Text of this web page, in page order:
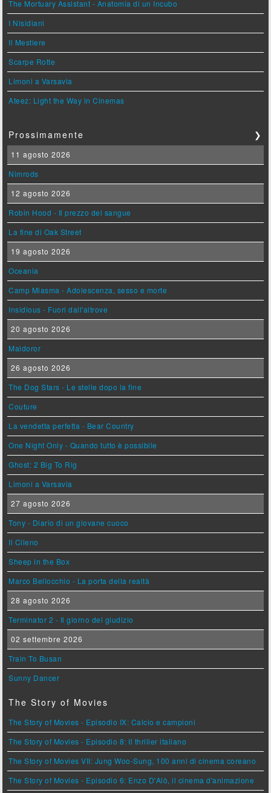
The Mortuary Assistant - Anatomia di un Incubo
I Nisidiani
Il Mestiere
Scarpe Rotte
Limoni a Varsavia
Ateez: Light the Way in Cinemas
Prossimamente ❯
11 agosto 2026
Nimrods
12 agosto 2026
Robin Hood - Il prezzo del sangue
La fine di Oak Street
19 agosto 2026
Oceania
Camp Miasma - Adolescenza, sesso e morte
Insidious - Fuori dall'altrove
20 agosto 2026
Maldoror
26 agosto 2026
The Dog Stars - Le stelle dopo la fine
Couture
La vendetta perfetta - Bear Country
One Night Only - Quando tutto è possibile
Ghost: 2 Big To Rig
Limoni a Varsavia
27 agosto 2026
Tony - Diario di un giovane cuoco
Il Cileno
Sheep in the Box
Marco Bellocchio - La porta della realtà
28 agosto 2026
Terminator 2 - Il giorno del giudizio
02 settembre 2026
Train To Busan
Sunny Dancer
The Story of Movies
The Story of Movies - Episodio IX: Calcio e campioni
The Story of Movies - Episodio 8: Il thriller italiano
The Story of Movies VII: Jung Woo-Sung, 100 anni di cinema coreano
The Story of Movies - Episodio 6: Enzo D'Alò, il cinema d'animazione